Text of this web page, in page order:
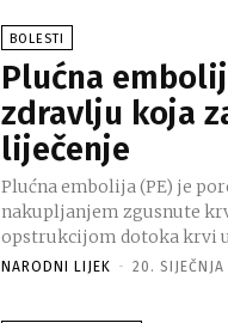
BOLESTI
Plućna
zdravlju koja
liječenje
Plućna embolija (PE) je
nakupljanjem zgusnute
opstrukcijom dotoka krvi
NARODNI LIJEK - 20.